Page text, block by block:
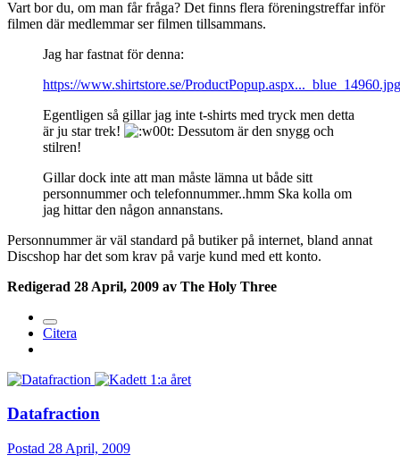
Vart bor du, om man får fråga? Det finns flera föreningstreffar inför
filmen där medlemmar ser filmen tillsammans.
Jag har fastnat för denna:
https://www.shirtstore.se/ProductPopup.aspx..._blue_14960.jpg
Egentligen så gillar jag inte t-shirts med tryck men detta
är ju star trek!
Dessutom är den snygg och
stilren!
Gillar dock inte att man måste lämna ut både sitt
personnummer och telefonnummer..hmm Ska kolla om
jag hittar den någon annanstans.
Personnummer är väl standard på butiker på internet, bland annat
Discshop har det som krav på varje kund med ett konto.
Redigerad 28 April, 2009 av The Holy Three
Citera
Datafraction
Postad 28 April, 2009